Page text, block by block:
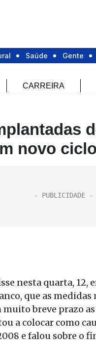
Saúde Gente
CARREIRA
novo ciclo
nesta quarta,
que as medidas
breve prazo
a colocar como
e falou sobre o